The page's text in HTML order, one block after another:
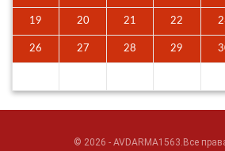
19 20 21 22
26 27 28 29
© 2026 - AVDARMA1563.Все